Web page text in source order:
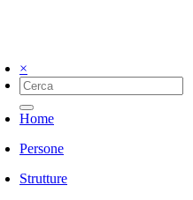
×
Home
Persone
Strutture